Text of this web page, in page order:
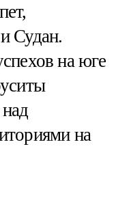
Судан.
на юге
на